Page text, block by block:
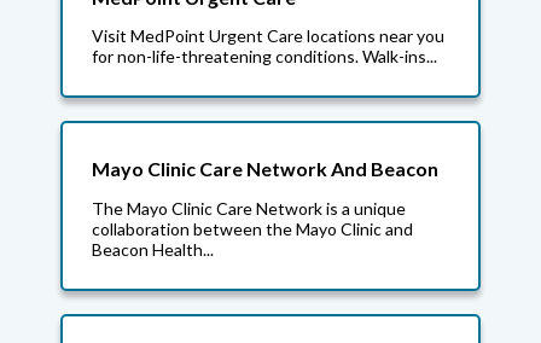
Visit MedPoint Urgent Care locations near you
for non-life-threatening conditions. Walk-ins...
Mayo Clinic Care Network And Beacon
The Mayo Clinic Care Network is a unique
collaboration between the Mayo Clinic and
Beacon Health...